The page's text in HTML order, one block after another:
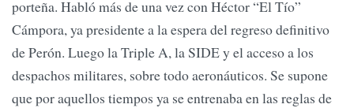
porteña. Habló más de una vez con Héctor “El Tío”
Cámpora, ya presidente a la espera del regreso definitivo
de Perón. Luego la Triple A, la SIDE y el acceso a los
despachos militares, sobre todo aeronáuticos. Se supone
que por aquellos tiempos ya se entrenaba en las reglas de